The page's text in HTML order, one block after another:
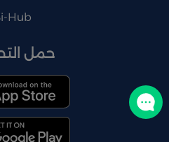
Hub
حمل
تواصل معنا